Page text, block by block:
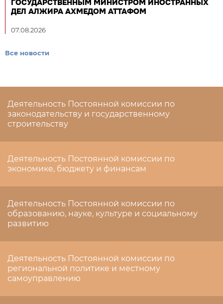
ГОСУДАРСТВЕННЫМ МИНИСТРОМ ИНОСТРАННЫХ
ДЕЛ АЛЖИРА АХМЕДОМ АТТАФОМ
07.08.2026
Все новости
Деятельность Постоянной комиссии по
законодательству и государственному
строительству
Деятельность Постоянной комиссии по
экономике, бюджету и финансам
Деятельность Постоянной комиссии по
образованию, науке, культуре и социальному
развитию
Деятельность Постоянной комиссии по
региональной политике и местному
самоуправлению